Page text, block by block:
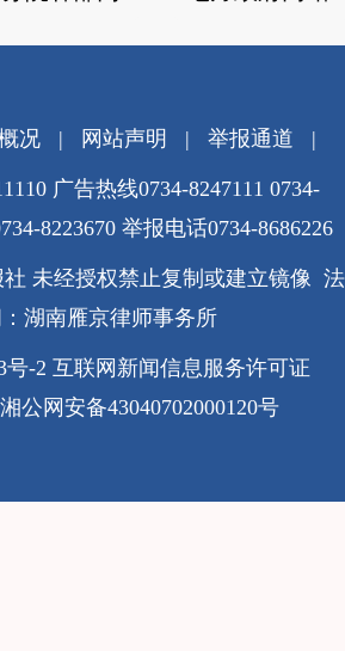
况| 网站声明 | 举报通道 |
广告热线0734-8247111 0734-
8223670 举报电话0734-8686226
未经授权禁止复制或建立镜像 法
湖南雁京律师事务所
号-2 互联网新闻信息服务许可证
湘公网安备43040702000120号